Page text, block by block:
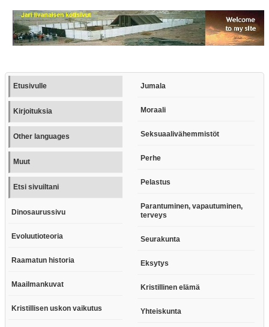
Etusivulle
Kirjoituksia
Other languages
Muut
Etsi sivuiltani
Dinosaurussivu
Evoluutioteoria
Raamatun historia
Maailmankuvat
Kristillisen uskon vaikutus
Jumala
Moraali
Seksuaalivähemmistöt
Perhe
Pelastus
Parantuminen, vapautuminen,
terveys
Seurakunta
Eksytys
Kristillinen elämä
Yhteiskunta